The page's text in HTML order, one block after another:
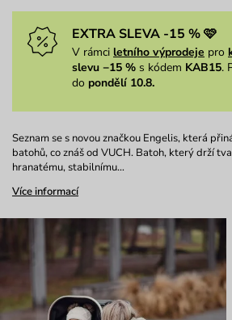
EXTRA SLEVA -15 % 🩷
V rámci letního výprodeje pro
slevu −15 % s kódem KAB15.
do pondělí 10.8.
Seznam se s novou značkou Engelis, která
batohů, co znáš od VUCH. Batoh, který drží
hranatému, stabilnímu…
Více informací